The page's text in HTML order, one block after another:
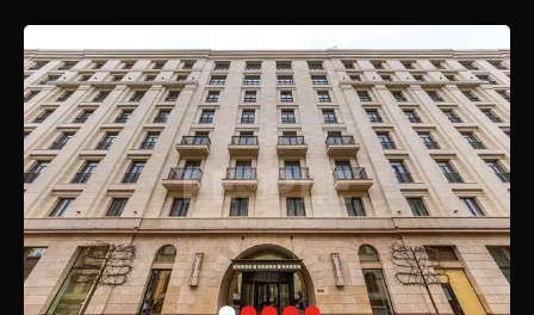
полностью соответствует этим высоким стандартам. Интерьеры
комплексов выполнены с использованием премиальных материалов,
а дизайн помещений отражает утонченность и стиль, присущие
лишь лучшим резиденциям мира.
Преимущества Локации
Одним из главных преимуществ жизни в «Софийском» является его
стратегическое расположение. Забудьте о пробках и длительных
поездках — все ключевые деловые и культурные объекты
находятся в шаговой доступности. Утренние деловые встречи,
важные мероприятия и культурные события — всё это становится
доступным без лишних усилий.